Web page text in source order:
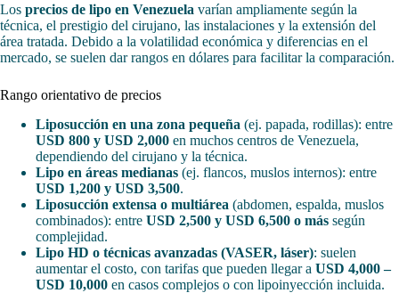
Los precios de lipo en Venezuela varían ampliamente según la
técnica, el prestigio del cirujano, las instalaciones y la extensión del
área tratada. Debido a la volatilidad económica y diferencias en el
mercado, se suelen dar rangos en dólares para facilitar la comparación.
Rango orientativo de precios
Liposucción en una zona pequeña (ej. papada, rodillas): entre
USD 800 y USD 2,000 en muchos centros de Venezuela,
dependiendo del cirujano y la técnica.
Lipo en áreas medianas (ej. flancos, muslos internos): entre
USD 1,200 y USD 3,500.
Liposucción extensa o multiárea (abdomen, espalda, muslos
combinados): entre USD 2,500 y USD 6,500 o más según
complejidad.
Lipo HD o técnicas avanzadas (VASER, láser): suelen
aumentar el costo, con tarifas que pueden llegar a USD 4,000 –
USD 10,000 en casos complejos o con lipoinyección incluida.